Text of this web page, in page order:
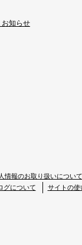
お知らせ
情報のお取り扱いについて
グについて サイトの使